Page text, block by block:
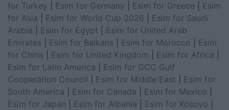
for Turkey
Esim for Germany Esim for Greece
Esim
for Asia
Esim for World Cup 2026
Esim for Saudi
Arabia
Esim for Egypt
Esim for United Arab
Emirates
Esim for Balkans Esim for Morocco
Esim
for China
Esim for United Kingdom Esim for Africa
Esim for Latin America
Esim for GCC Gulf
Cooperation Council
Esim for Middle East
Esim for
South America
Esim for Canada Esim for Mexico
Esim for Japan
Esim for Albania Esim for Kosovo